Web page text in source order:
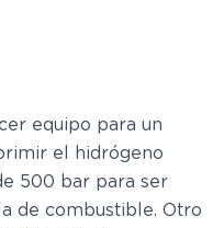
equipo para un
el hidrógeno
500 bar para ser
de combustible. Otro